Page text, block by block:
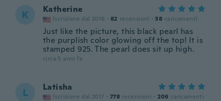
K Katherine
Iscrizione dal 2016 · 82 recensioni · 38 caricamenti
Just like the picture, this black pearl has
the purplish color glowing off the top! It is
stamped 925. The pearl does sit up high.
circa 5 anni fa
L Latisha
Iscrizione dal 2017 · 778 recensioni · 206 caricamenti